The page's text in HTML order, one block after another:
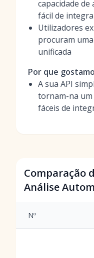
capacidade
fácil de
Utilizadores
procuram
unificada
Por que
A sua API
tornam-na um
fáceis de
Comparação
Análise
Nº